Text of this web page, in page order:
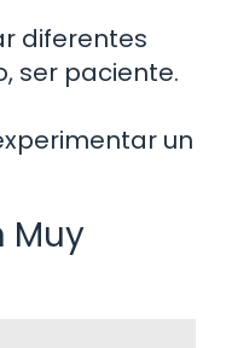
diferentes
ser paciente.
un
Muy